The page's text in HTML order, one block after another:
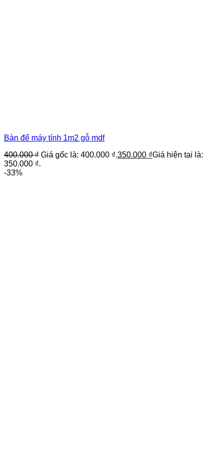
Bàn để máy tính 1m2 gỗ mdf
400.000₫ Giá gốc là: 400.000 ₫.350.000 ₫Giá hiện tại là:
350.000 ₫.
-33%